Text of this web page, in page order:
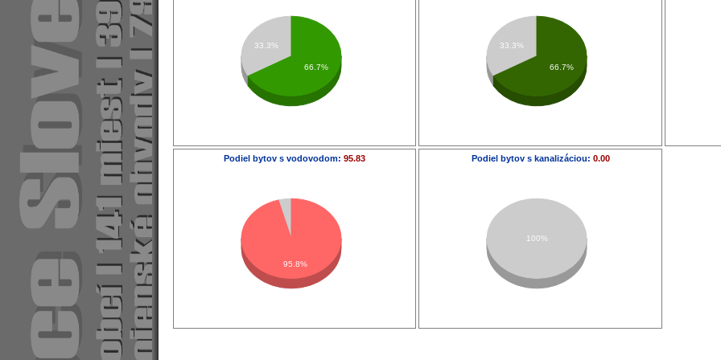
33.3%
66.7%
33.3%
66.7%
Podiel bytov s vodovodom: 95.83
95.8%
Podiel bytov s kanalizáciou: 0.00
100%